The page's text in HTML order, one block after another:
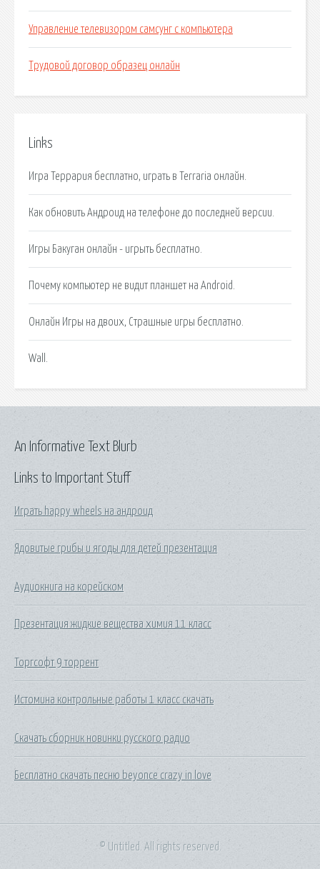
Управление телевизором самсунг с компьютера
Трудовой договор образец онлайн
Links
Игра Террария бесплатно, играть в Terraria онлайн.
Как обновить Андроид на телефоне до последней версии.
Игры Бакуган онлайн - игрыть бесплатно.
Почему компьютер не видит планшет на Android.
Онлайн Игры на двоих, Страшные игры бесплатно.
Wall.
Links to Important Stuff
Играть happy wheels на андроид
Ядовитые грибы и ягоды для детей презентация
Аудиокнига на корейском
Презентация жидкие вещества химия 11 класс
Торгсофт 9 торрент
Истомина контрольные работы 1 класс скачать
Скачать сборник новинки русского радио
Бесплатно скачать песню beyonce crazy in love
An Informative Text Blurb
© Untitled. All rights reserved.